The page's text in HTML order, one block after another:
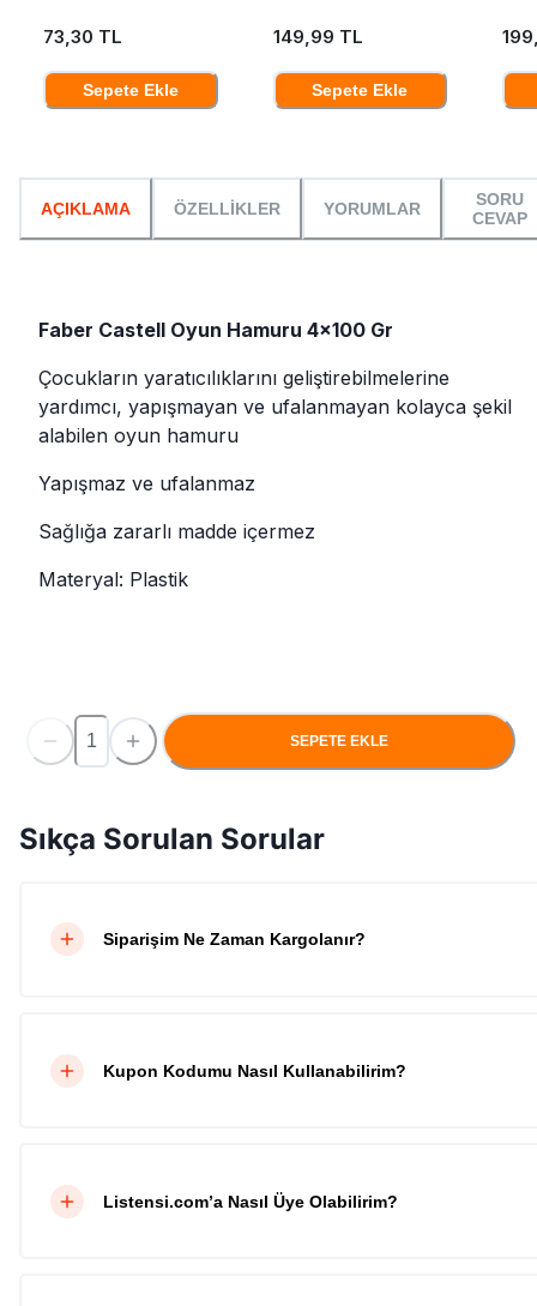
73,30 TL
Sepete Ekle
149,99 TL
Sepete Ekle
AÇIKLAMA ÖZELLİKLER YORUMLAR
SORU
CEVAP
Faber Castell Oyun Hamuru 4x100 Gr
Çocukların yaratıcılıklarını geliştirebilmelerine
yardımcı, yapışmayan ve ufalanmayan kolayca şekil
alabilen oyun hamuru
Yapışmaz ve ufalanmaz
Sağlığa zararlı madde içermez
Materyal: Plastik
SEPETE EKLE
Sıkça Sorulan Sorular
Siparişim Ne Zaman Kargolanır?
Kupon Kodumu Nasıl Kullanabilirim?
Listensi.com’a Nasıl Üye Olabilirim?